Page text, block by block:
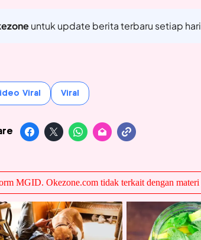
untuk update berita terbaru setiap hari
Viral Viral